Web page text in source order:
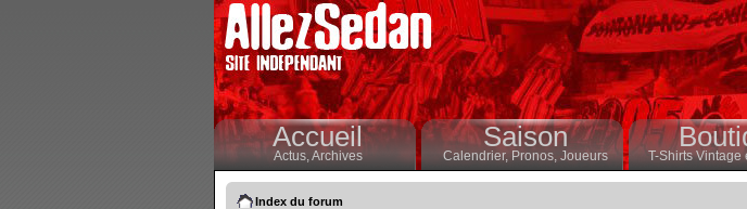
Accueil
Actus,Archives
Saison
Calendrier,Pronos, Joueurs T-Shirts Vintage
Index du forum